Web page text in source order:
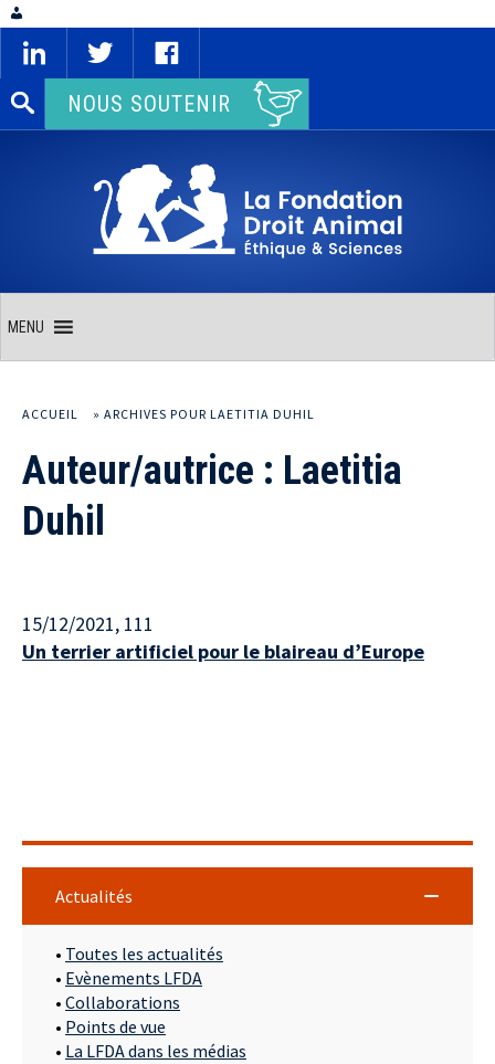
Rechercher :NOUS SOUTENIR
MENU
ACCUEIL » ARCHIVES POUR LAETITIA DUHIL
Auteur/autrice : Laetitia
Duhil
15/12/2021, 111
Un terrier artificiel pour le blaireau d’Europe
Actualités
• Toutes les actualités
• Evènements LFDA
• Collaborations
• Points de vue
• La LFDA dans les médias